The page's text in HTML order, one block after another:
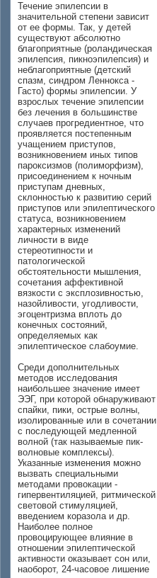
Течение эпилепсии в
значительной степени зависит
от ее формы. Так, у детей
существуют абсолютно
благоприятные (роландическая
эпилепсия, пикноэпилепсия) и
неблагоприятные (детский
спазм, синдром Леннокса -
Гасто) формы эпилепсии. У
взрослых течение эпилепсии
без лечения в большинстве
случаев прогредиентное, что
проявляется постепенным
учащением приступов,
возникновением иных типов
пароксизмов (полиморфизм),
присоединением к ночным
приступам дневных,
склонностью к развитию серий
приступов или эпилептического
статуса, возникновением
характерных изменений
личности в виде
стереотипности и
патологической
обстоятельности мышления,
сочетания аффективной
вязкости с эксплозивностью,
назойливости, угодливости,
эгоцентризма вплоть до
конечных состояний,
определяемых как
эпилептическое слабоумие.
Среди дополнительных
методов исследования
наибольшее значение имеет
ЭЭГ, при которой обнаруживают
спайки, пики, острые волны,
изолированные или в сочетании
с последующей медленной
волной (так называемые пик-
волновые комплексы).
Указанные изменения можно
вызвать специальными
методами провокации -
гипервентиляцией, ритмической
световой стимуляцией,
введением коразола и др.
Наиболее полное
провоцирующее влияние в
отношении эпилептической
активности оказывает сон или,
наоборот, 24-часовое лишение